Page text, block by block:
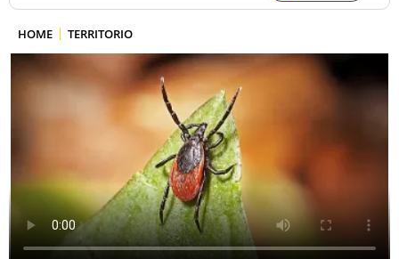
HOME TERRITORIO